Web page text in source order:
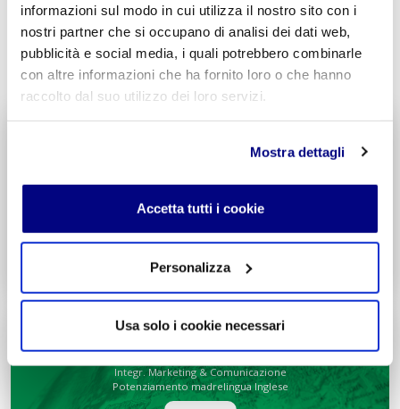
informazioni sul modo in cui utilizza il nostro sito con i
nostri partner che si occupano di analisi dei dati web,
pubblicità e social media, i quali potrebbero combinarle
con altre informazioni che ha fornito loro o che hanno
raccolto dal suo utilizzo dei loro servizi.
Mostra dettagli
Accetta tutti i cookie
Personalizza
Usa solo i cookie necessari
INVIA COMMENTO
Economico Sociale
Entra
Decreto di Parità Scolastica N. 2684
Codice Meccanografico: MIPMRI500E
Tecnico Economico
Turismo
Integr. Marketing & Comunicazione
Potenziamento madrelingua Inglese